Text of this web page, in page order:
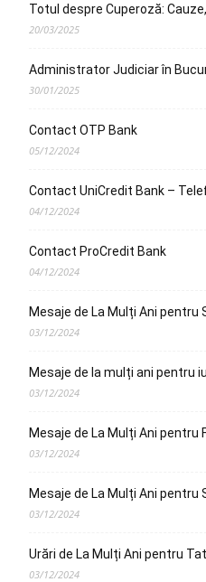
Totul despre Cuperoză:
20/03/2025
Administrator Judiciar în
30/01/2025
Contact OTP Bank
05/12/2024
Contact UniCredit Bank –
04/12/2024
Contact ProCredit Bank
04/12/2024
Mesaje de La Mulți Ani pentru
03/12/2024
Mesaje de la mulți ani pentru
03/12/2024
Mesaje de La Mulți Ani pentru
03/12/2024
Mesaje de La Mulți Ani pentru
03/12/2024
Urări de La Mulți Ani pentru
03/12/2024